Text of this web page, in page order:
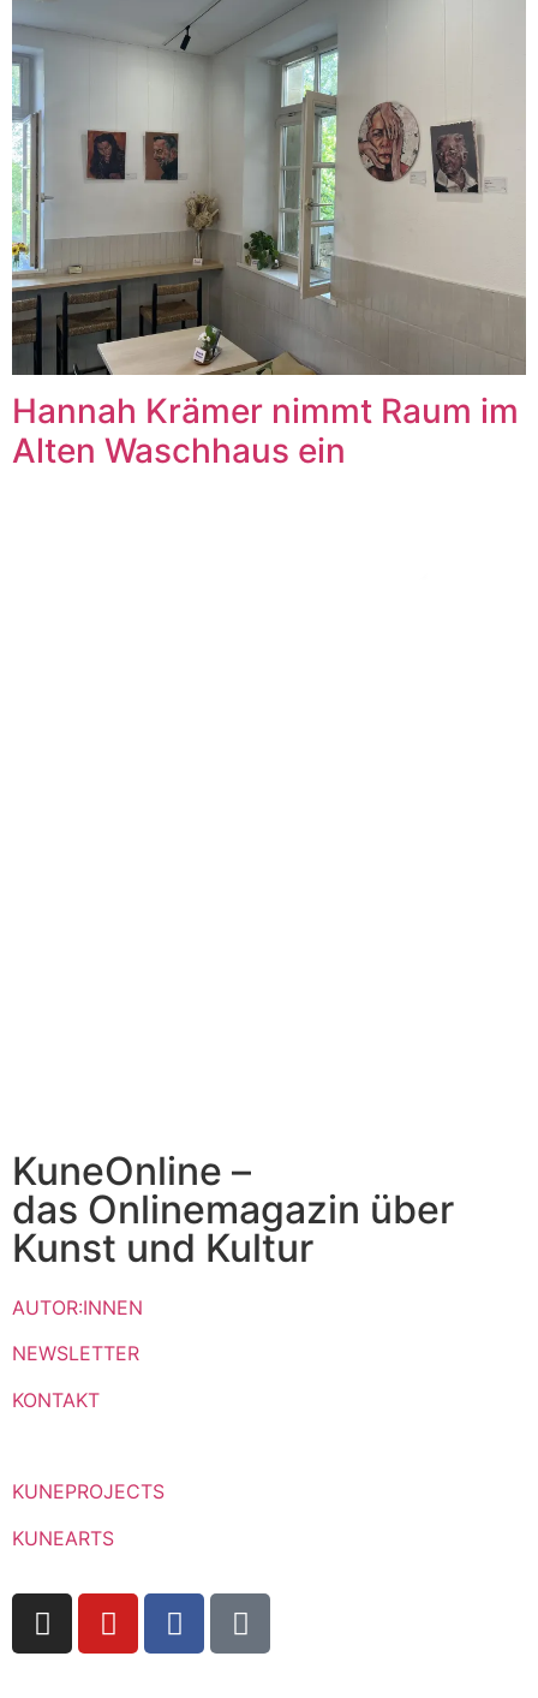
Hannah Krämer nimmt Raum im
Alten Waschhaus ein
KuneOnline –
das Onlinemagazin über
Kunst und Kultur
AUTOR:INNEN
NEWSLETTER
KONTAKT
KUNEPROJECTS
KUNEARTS